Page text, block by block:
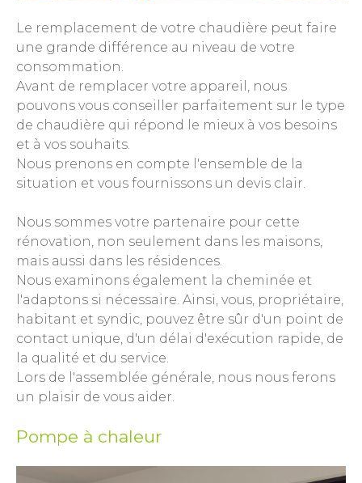
Le remplacement de votre chaudière peut faire
une grande différence au niveau de votre
consommation.
Avant de remplacer votre appareil, nous
pouvons vous conseiller parfaitement sur le type
de chaudière qui répond le mieux à vos besoins
et à vos souhaits.
Nous prenons en compte l'ensemble de la
situation et vous fournissons un devis clair.
Nous sommes votre partenaire pour cette
rénovation, non seulement dans les maisons,
mais aussi dans les résidences.
Nous examinons également la cheminée et
l'adaptons si nécessaire. Ainsi, vous, propriétaire,
habitant et syndic, pouvez être sûr d'un point de
contact unique, d'un délai d'exécution rapide, de
la qualité et du service.
Lors de l'assemblée générale, nous nous ferons
un plaisir de vous aider.
Pompe à chaleur